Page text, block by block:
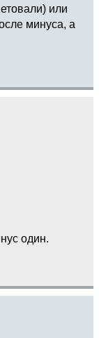
или
минуса, а
один.